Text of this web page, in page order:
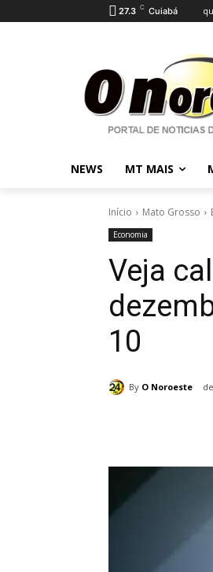
27.3 C Cuiabá
NEWS MT MAIS
Início Mato Grosso
Economia
Veja
10
By O Noroeste